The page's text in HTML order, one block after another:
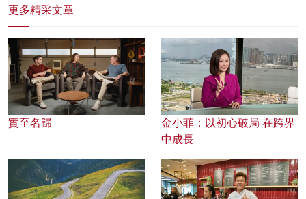
更多精采文章
實至名歸
金小菲：以初心破局 在跨界
中成長